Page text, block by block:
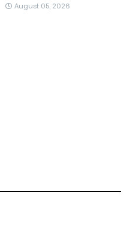
August 05, 2026